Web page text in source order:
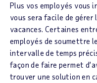
Plus vos employés vous
vous sera facile de
vacances. Certaines
employés de soumettre
intervalle de temps
façon de faire permet
trouver une solution en